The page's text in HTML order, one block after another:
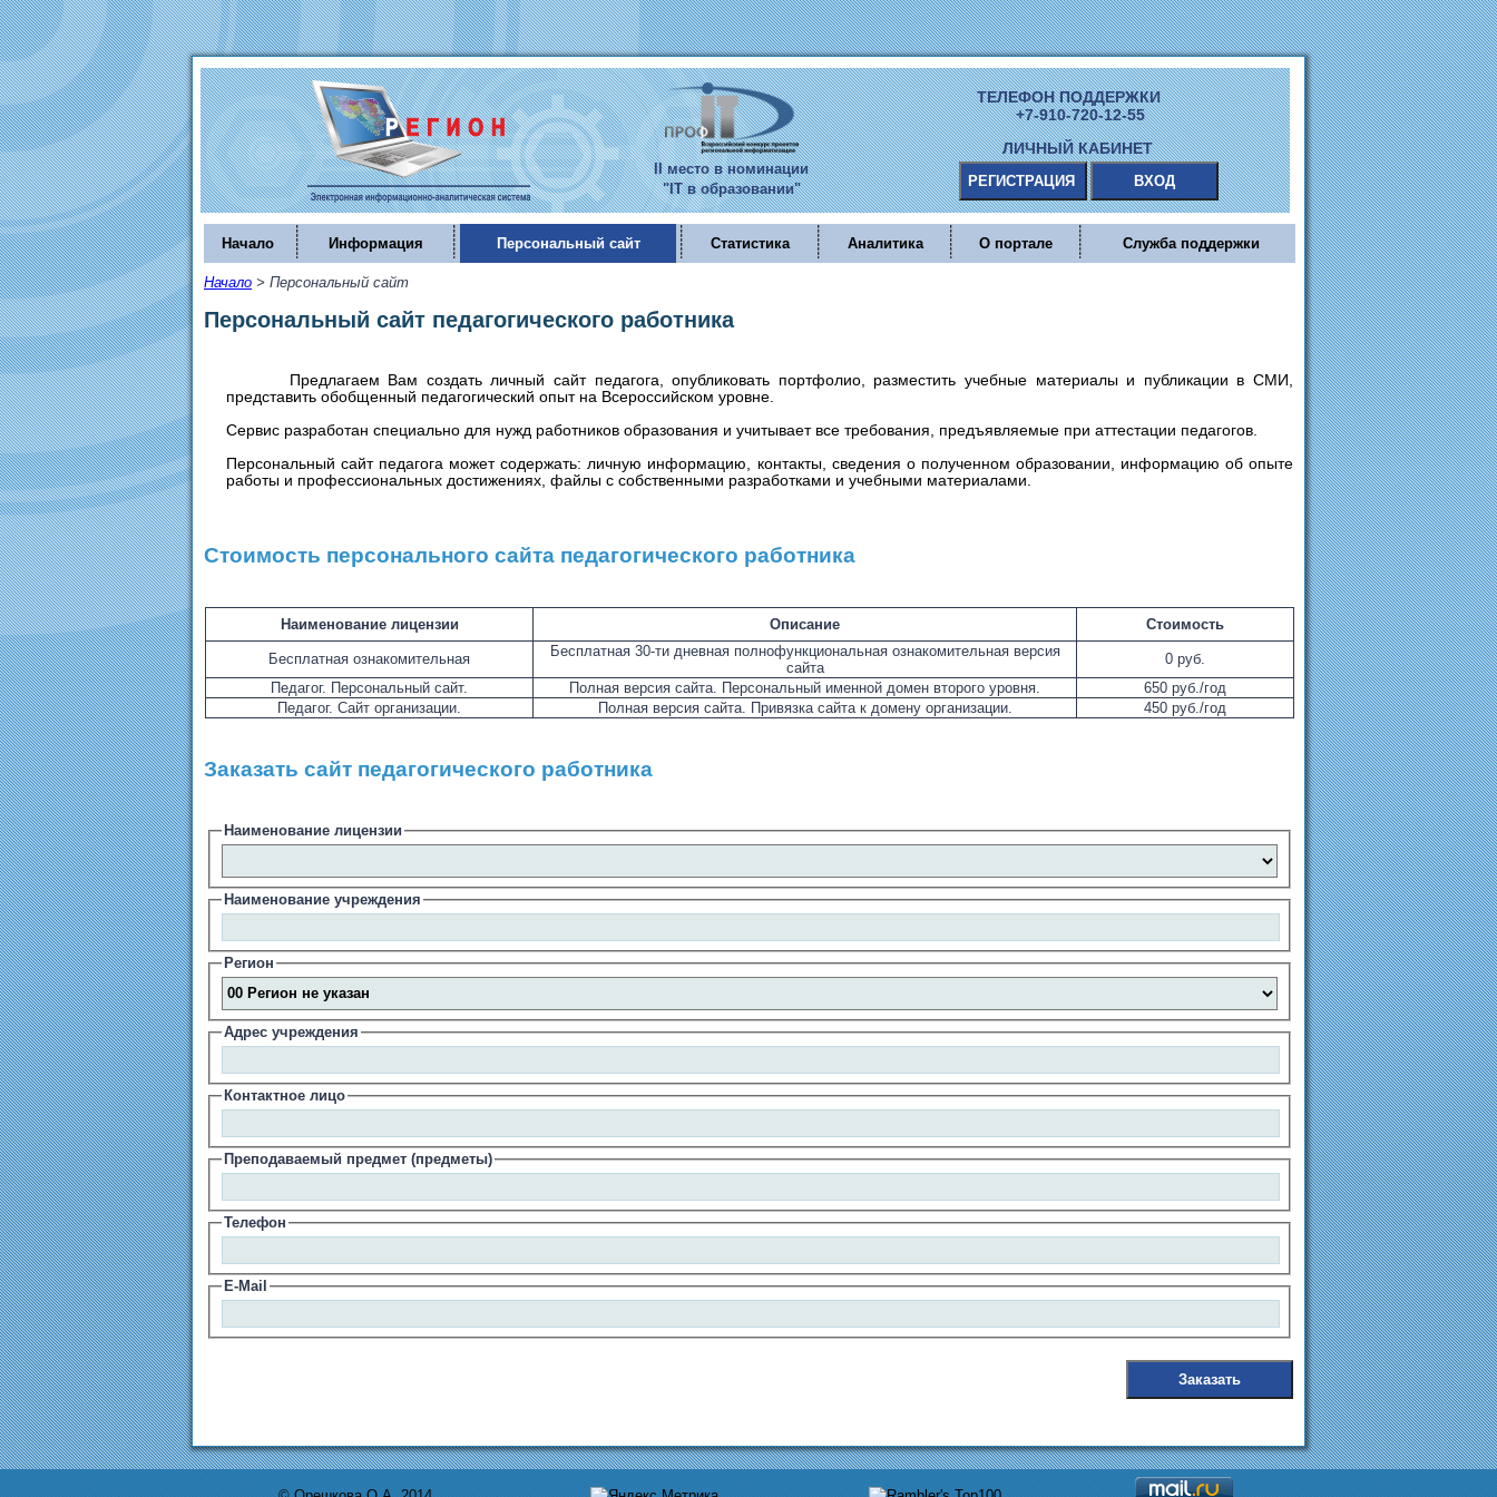
II место в номинации
"IT в образовании"
ТЕЛЕФОН ПОДДЕРЖКИ
+7-910-720-12-55
ЛИЧНЫЙ КАБИНЕТ
Начало Информация Персональный сайт Статистика Аналитика О портале Служба поддержки
Начало > Персональный сайт
Персональный сайт педагогического работника
Предлагаем Вам создать личный сайт педагога, опубликовать портфолио, разместить учебные материалы и публикации в СМИ,
представить обобщенный педагогический опыт на Всероссийском уровне.
Сервис разработан специально для нужд работников образования и учитывает все требования, предъявляемые при аттестации педагогов.
Персональный сайт педагога может содержать: личную информацию, контакты, сведения о полученном образовании, информацию об опыте
работы и профессиональных достижениях, файлы с собственными разработками и учебными материалами.
Стоимость персонального сайта педагогического работника
Наименование лицензии Описание Стоимость
Бесплатная ознакомительная
Бесплатная 30-ти дневная полнофункциональная ознакомительная версия
сайта
0 руб.
Педагог. Персональный сайт.
Полная версия сайта. Персональный именной домен второго уровня.
650 руб./год
Педагог. Сайт организации.
Полная версия сайта. Привязка сайта к домену организации. 450 руб./год
Заказать сайт педагогического работника
Наименование лицензии
Наименование учреждения
Регион
Адрес учреждения
Контактное лицо
Преподаваемый предмет (предметы)
Телефон
E-Mail